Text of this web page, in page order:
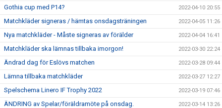
Gothia cup med P14? 2022-04-10 20:55
Matchkläder signeras / hämtas onsdagsträningen 2022-04-05 11:26
Nya matchkläder - Måste signeras av förälder 2022-04-04 16:41
Matchkläder ska lämnas tillbaka imorgon! 2022-03-30 22:24
Ändrad dag för Eslövs matchen 2022-03-28 09:44
Lämna tillbaka matchkläder 2022-03-27 12:27
Spelschema Linero IF Trophy 2022 2022-03-19 07:46
ÄNDRING av Spelar/föräldramöte på onsdag. 2022-03-14 13:26